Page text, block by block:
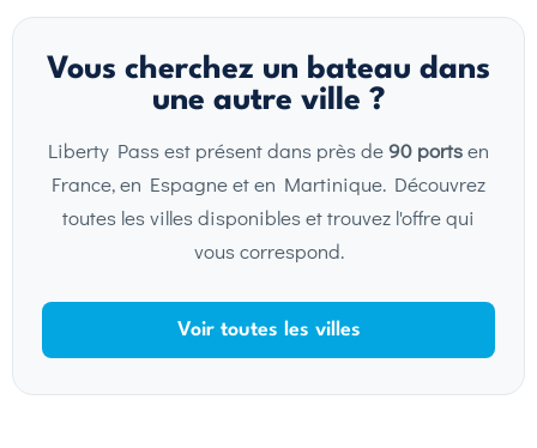
Vous cherchez un bateau dans
une autre ville ?
Liberty Pass est présent dans près de90 portsen
France, en Espagne et en Martinique. Découvrez
toutes les villes disponibles et trouvez l'offre qui
vous correspond.
Voir toutes les villes